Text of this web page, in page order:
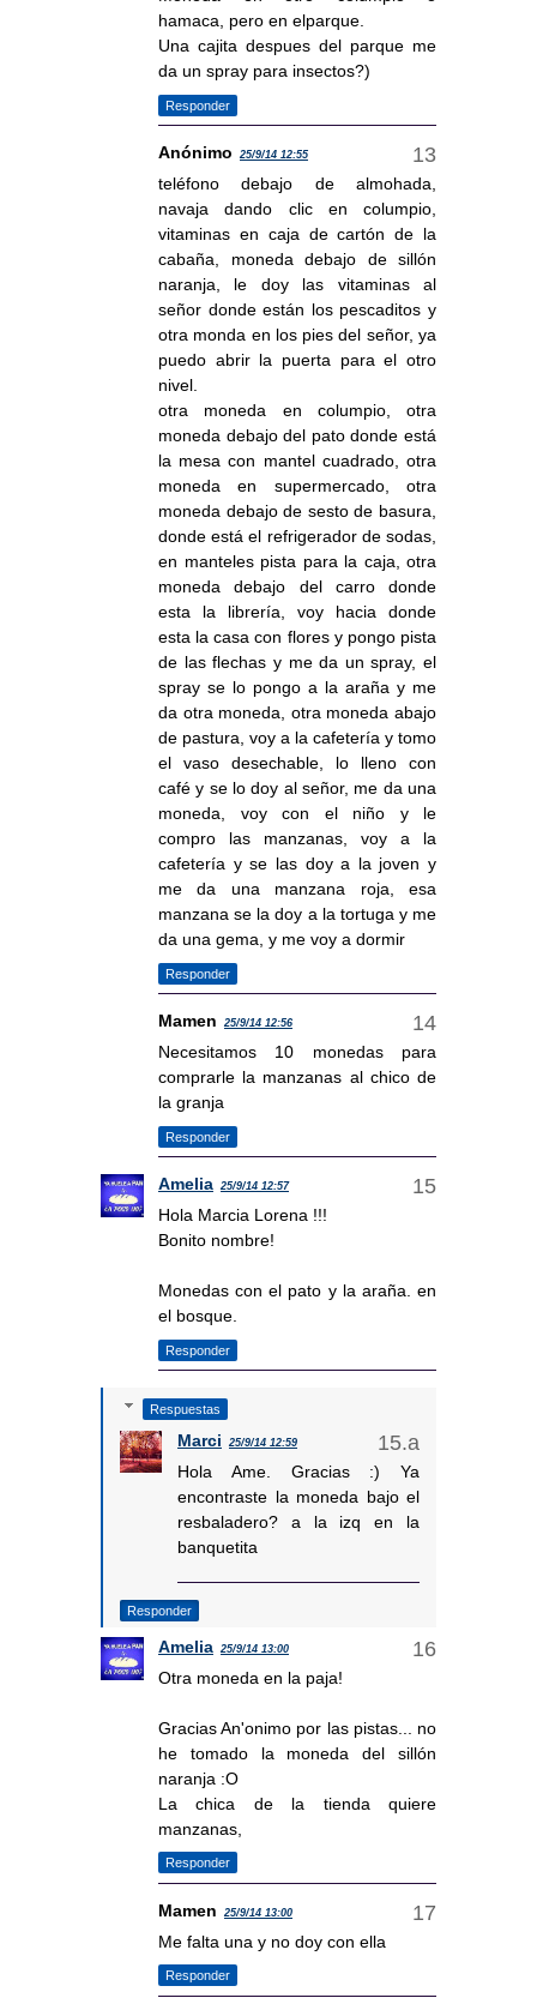
hamaca, pero en elparque.
Una cajita despues del parque me
da un spray para insectos?)
Responder
Anónimo 25/9/14 12:55
teléfono debajo de almohada,
navaja dando clic en columpio,
vitaminas en caja de cartón de la
cabaña, moneda debajo de sillón
naranja, le doy las vitaminas al
señor donde están los pescaditos y
otra monda en los pies del señor, ya
puedo abrir la puerta para el otro
nivel.
otra moneda en columpio, otra
moneda debajo del pato donde está
la mesa con mantel cuadrado, otra
moneda en supermercado, otra
moneda debajo de sesto de basura,
donde está el refrigerador de sodas,
en manteles pista para la caja, otra
moneda debajo del carro donde
esta la librería, voy hacia donde
esta la casa con flores y pongo pista
de las flechas y me da un spray, el
spray se lo pongo a la araña y me
da otra moneda, otra moneda abajo
de pastura, voy a la cafetería y tomo
el vaso desechable, lo lleno con
café y se lo doy al señor, me da una
moneda, voy con el niño y le
compro las manzanas, voy a la
cafetería y se las doy a la joven y
me da una manzana roja, esa
manzana se la doy a la tortuga y me
da una gema, y me voy a dormir
Responder
Mamen 25/9/14 12:56
Necesitamos 10 monedas para
comprarle la manzanas al chico de
la granja
Responder
Amelia 25/9/14 12:57
Hola Marcia Lorena !!!
Bonito nombre!
Monedas con el pato y la araña. en
el bosque.
Responder
Respuestas
Marci 25/9/14 12:59
Hola Ame. Gracias :) Ya
encontraste la moneda bajo el
resbaladero? a la izq en la
banquetita
Responder
Amelia 25/9/14 13:00
Otra moneda en la paja!
Gracias An'onimo por las pistas... no
he tomado la moneda del sillón
naranja :O
La chica de la tienda quiere
manzanas,
Responder
Mamen 25/9/14 13:00
Me falta una y no doy con ella
Responder